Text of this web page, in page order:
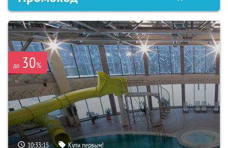
до 30%
10:33:14 Купи первым!